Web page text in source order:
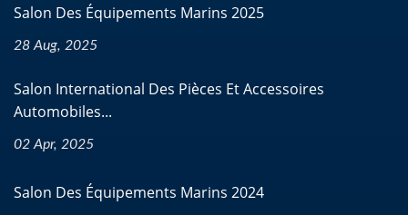
Salon Des Équipements Marins 2025
28 Aug, 2025
Salon International Des Pièces Et Accessoires
Automobiles...
02 Apr, 2025
Salon Des Équipements Marins 2024